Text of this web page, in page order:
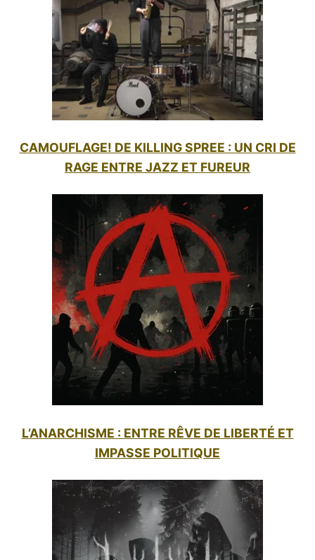
CAMOUFLAGE! DE KILLING SPREE : UN CRI DE
RAGE ENTRE JAZZ ET FUREUR
L’ANARCHISME : ENTRE RÊVE DE LIBERTÉ ET
IMPASSE POLITIQUE